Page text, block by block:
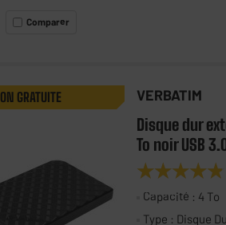
Comparer
GRATUITE VERBATIM
Disque dur
To noir USB
★★★★★
★★★★★
Capacité : 4 To
Type : Disque